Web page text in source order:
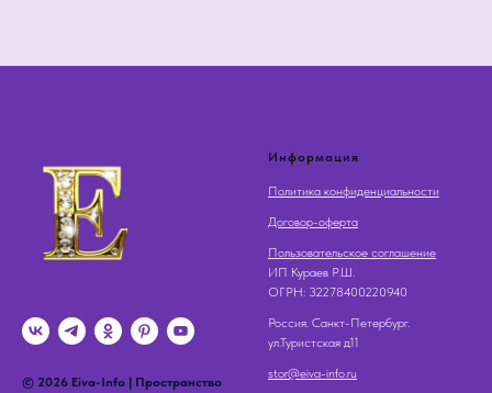
© 2026 Eiva-Info | Пространство
Информация
Политика конфиденциальности
Договор-оферта
Пользовательское соглашение
ИП Кураев Р.Ш.
OГРН: 32278400220940
Россия. Санкт-Петербург.
ул.Туристская д11
stor@eiva-info.ru